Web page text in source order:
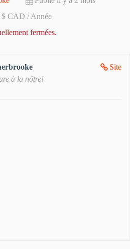
$ CAD / Année
fermées.
Site
à la nôtre!